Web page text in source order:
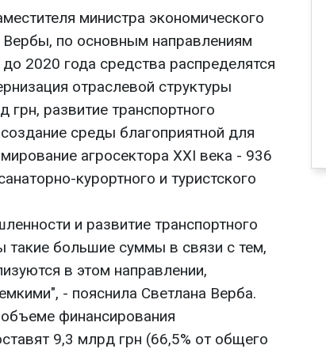
министра экономического
по основным направлениям
2020 года средства распределятся
отраслевой структуры
развитие транспортного
среды благоприятной для
агросектора XXI века - 936
курортного и туристского
и развитие транспортного
такие большие суммы в связи с тем,
в этом направлении,
- пояснила Светлана Верба.
финансирования
9,3 млрд грн (66,5% от общего